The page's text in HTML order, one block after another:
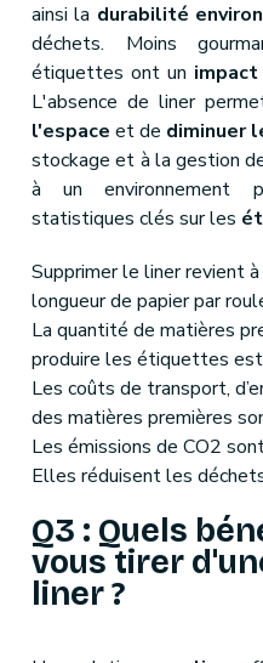
ainsi la durabilité
déchets. Moins
étiquettes ont un
L'absence de liner
l'espace et de diminuer
stockage et à la gestion
à un environnement
statistiques clés sur les
Supprimer le liner revient à
longueur de papier par
La quantité de matières
produire les étiquettes est
Les coûts de transport,
des matières premières
Les émissions de CO2
Elles réduisent les
Q3 : Quels
vous tirer
liner ?